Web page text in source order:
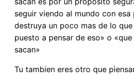
seguir viendo al mundo con esa
destruya un poco mas de lo
puesto a pensar de eso» o
sacan»
Tu tambien eres otro que